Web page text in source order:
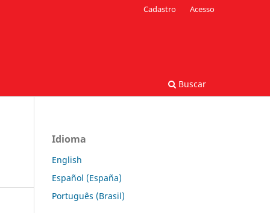
Buscar
Cadastro Acesso
Idioma
English
Español (España)
Português (Brasil)